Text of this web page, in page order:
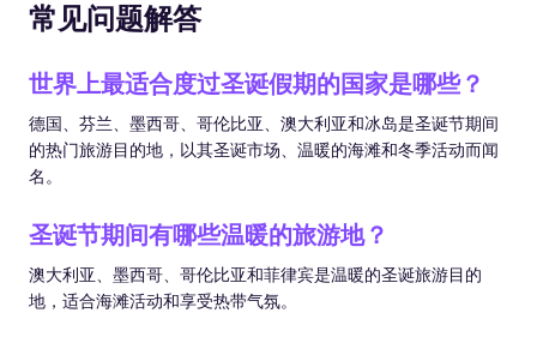
常见问题解答
世界上最适合度过圣诞假期的国家是哪些？
德国、芬兰、墨西哥、哥伦比亚、澳大利亚和冰岛是圣诞节期间
的热门旅游目的地，以其圣诞市场、温暖的海滩和冬季活动而闻
名。
圣诞节期间有哪些温暖的旅游地？
澳大利亚、墨西哥、哥伦比亚和菲律宾是温暖的圣诞旅游目的
地，适合海滩活动和享受热带气氛。